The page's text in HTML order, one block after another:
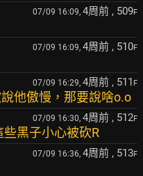
07/09 16:09, 4周前 , 509F
07/09 16:09, 4周前 , 510F
07/09 16:29, 4周前 , 511 F
他傲慢，那要說啥o.o
07/09 16:30, 4周前 , 512F
黑子小心被砍R
07/09 16:36, 4周前 , 513F